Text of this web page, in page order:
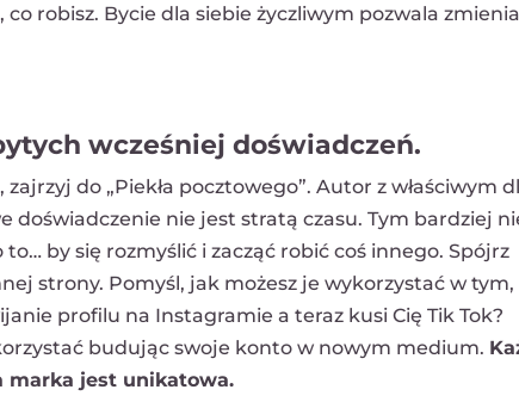
robisz. Bycie dla siebie życzliwym pozwala
wcześniej doświadczeń.
do „Piekła pocztowego”. Autor z właściwym
doświadczenie nie jest stratą czasu. Tym bardziej
by się rozmyślić i zacząć robić coś innego. Spójrz
strony. Pomyśl, jak możesz je wykorzystać w tym,
profilu na Instagramie a teraz kusi Cię Tik Tok?
budując swoje konto w nowym medium.
marka jest unikatowa.